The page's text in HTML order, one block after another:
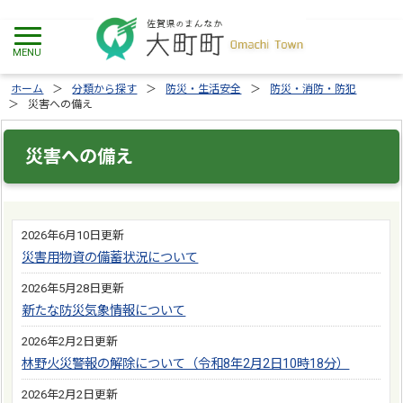
ホーム 分類から探す 防災・生活安全
防災・消防・防犯
災害への備え
災害への備え
2026年6月10日更新
災害用物資の備蓄状況について
2026年5月28日更新
新たな防災気象情報について
2026年2月2日更新
林野火災警報の解除について（令和8年2月2日10時18分）
2026年2月2日更新